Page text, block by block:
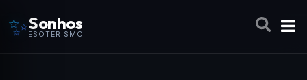
✨Sonhos
ESOTERISMO